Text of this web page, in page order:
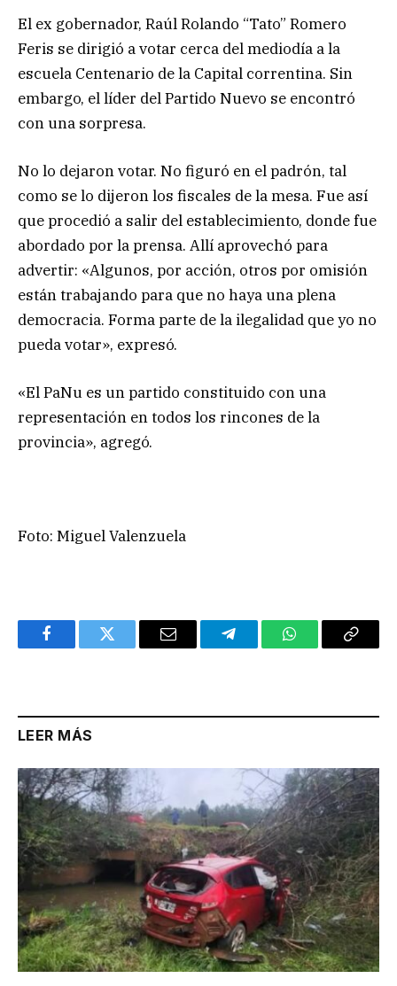
El ex gobernador, Raúl Rolando “Tato” Romero
Feris se dirigió a votar cerca del mediodía a la
escuela Centenario de la Capital correntina. Sin
embargo, el líder del Partido Nuevo se encontró
con una sorpresa.
No lo dejaron votar. No figuró en el padrón, tal
como se lo dijeron los fiscales de la mesa. Fue así
que procedió a salir del establecimiento, donde fue
abordado por la prensa. Allí aprovechó para
advertir: «Algunos, por acción, otros por omisión
están trabajando para que no haya una plena
democracia. Forma parte de la ilegalidad que yo no
pueda votar», expresó.
«El PaNu es un partido constituido con una
representación en todos los rincones de la
provincia», agregó.
Foto: Miguel Valenzuela
FacebookTwitter Email TelegramWhatsAppCopy
LEER MÁS